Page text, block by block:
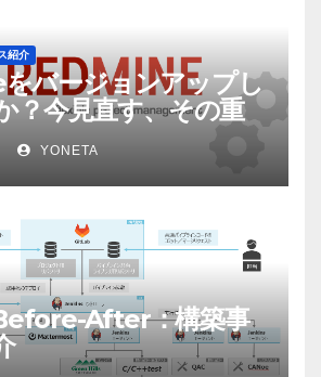
紹介
バージョンアップし
？今見直す、その重
YONETA
After：構築事